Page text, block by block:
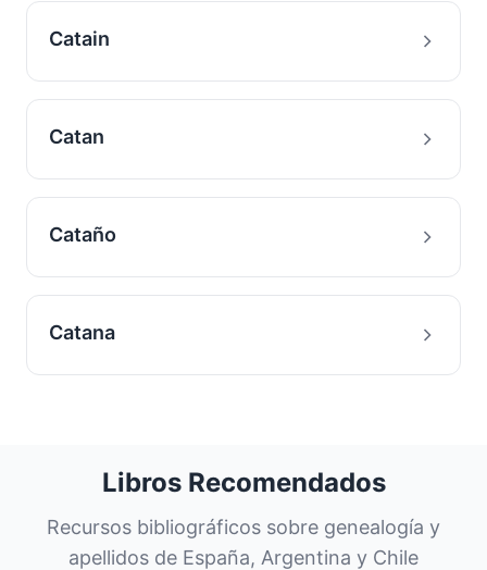
Catain
Catan
Cataño
Catana
Libros Recomendados
Recursos bibliográficos sobre genealogía y
apellidos de España, Argentina y Chile